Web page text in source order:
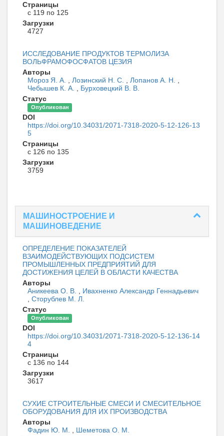
Страницы
с 119 по 125
Загрузки
4727
ИССЛЕДОВАНИЕ ПРОДУКТОВ ТЕРМОЛИЗА
ВОЛЬФРАМОФОСФАТОВ ЦЕЗИЯ
Авторы
Мороз Я. А. , Лозинский Н. С. , Лопанов А. Н. ,
Чебышев К. А. , Бурховецкий В. В.
Статус
Опубликован
DOI
https://doi.org/10.34031/2071-7318-2020-5-12-126-13
5
Страницы
с 126 по 135
Загрузки
3759
МАШИНОСТРОЕНИЕ И
МАШИНОВЕДЕНИЕ
ОПРЕДЕЛЕНИЕ ПОКАЗАТЕЛЕЙ
ВЗАИМОДЕЙСТВУЮЩИХ ПОДСИСТЕМ
ПРОМЫШЛЕННЫХ ПРЕДПРИЯТИЙ ДЛЯ
ДОСТИЖЕНИЯ ЦЕЛЕЙ В ОБЛАСТИ КАЧЕСТВА
Авторы
Аникеева О. В. , Ивахненко Александр Геннадьевич
, Сторублев М. Л.
Статус
Опубликован
DOI
https://doi.org/10.34031/2071-7318-2020-5-12-136-14
4
Страницы
с 136 по 144
Загрузки
3617
СУХИЕ СТРОИТЕЛЬНЫЕ СМЕСИ И СМЕСИТЕЛЬНОЕ
ОБОРУДОВАНИЯ ДЛЯ ИХ ПРОИЗВОДСТВА
Авторы
Фадин Ю. М. , Шеметова О. М.